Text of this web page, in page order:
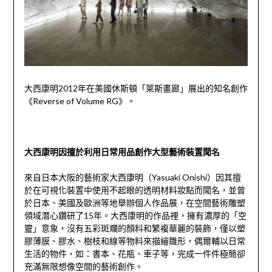
大西康明2012年在美國休斯頓「萊斯畫廊」展出的知名創作
《Reverse of Volume RG》。
大西康明因擅於利用日常用品創作大型藝術裝置聞名
來自日本大阪的藝術家大西康明（Yasuaki Onishi）因其擅
於在可視化裝置中使用不起眼的透明材料妝點而聞名，並曾
於日本、美國及歐洲等地舉辦個人作品展，在空間藝術雕塑
領域潛心鑽研了15年。大西康明的作品裡，擁有濃厚的「空
靈」意象，沒有五彩斑斕的顏料和繁複華麗的裝飾，僅以塑
膠薄膜、膠水、樹枝和線等物料來描繪雛形，偶爾輔以日常
生活的物件，如：書本、花瓶、車子等，完成一件件極簡卻
充滿無限想像空間的藝術創作。